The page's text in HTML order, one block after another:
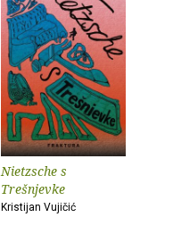
Nietzsche s
Trešnjevke
Kristijan Vujičić